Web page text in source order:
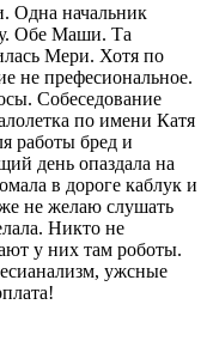
Одна начальник
Обе Маши. Та
Мери. Хотя по
не префесиональное.
Собеседование
по имени Катя
работы бред и
день опаздала на
в дороге каблук и
не желаю слушать
Никто не
у них там роботы.
ужсные